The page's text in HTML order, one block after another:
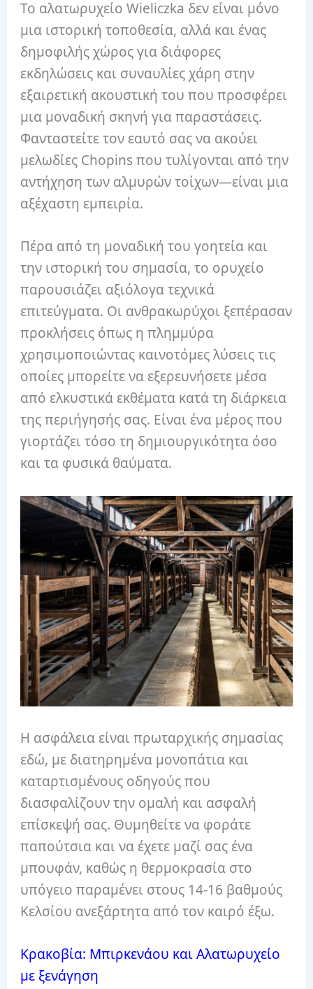
Το αλατωρυχείο Wieliczka δεν είναι μόνο
μια ιστορική τοποθεσία, αλλά και ένας
δημοφιλής χώρος για διάφορες
εκδηλώσεις και συναυλίες χάρη στην
εξαιρετική ακουστική του που προσφέρει
μια μοναδική σκηνή για παραστάσεις.
Φανταστείτε τον εαυτό σας να ακούει
μελωδίες Chopins που τυλίγονται από την
αντήχηση των αλμυρών τοίχων—είναι μια
αξέχαστη εμπειρία.
Πέρα από τη μοναδική του γοητεία και
την ιστορική του σημασία, το ορυχείο
παρουσιάζει αξιόλογα τεχνικά
επιτεύγματα. Οι ανθρακωρύχοι ξεπέρασαν
προκλήσεις όπως η πλημμύρα
χρησιμοποιώντας καινοτόμες λύσεις τις
οποίες μπορείτε να εξερευνήσετε μέσα
από ελκυστικά εκθέματα κατά τη διάρκεια
της περιήγησής σας. Είναι ένα μέρος που
γιορτάζει τόσο τη δημιουργικότητα όσο
και τα φυσικά θαύματα.
Η ασφάλεια είναι πρωταρχικής σημασίας
εδώ, με διατηρημένα μονοπάτια και
καταρτισμένους οδηγούς που
διασφαλίζουν την ομαλή και ασφαλή
επίσκεψή σας. Θυμηθείτε να φοράτε
παπούτσια και να έχετε μαζί σας ένα
μπουφάν, καθώς η θερμοκρασία στο
υπόγειο παραμένει στους 14-16 βαθμούς
Κελσίου ανεξάρτητα από τον καιρό έξω.
Κρακοβία: Μπιρκενάου και Αλατωρυχείο
με ξενάγηση